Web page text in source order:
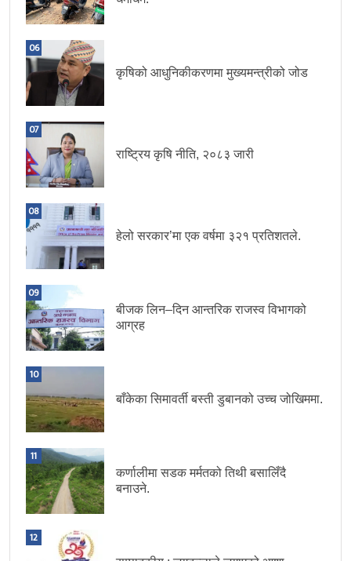
06
कृषिको आधुनिकीकरणमा मुख्यमन्त्रीको जोड
07
राष्ट्रिय कृषि नीति, २०८३ जारी
08
हेलो सरकार’मा एक वर्षमा ३२१ प्रतिशतले.
09
बीजक लिन–दिन आन्तरिक राजस्व विभागको
आग्रह
10
बाँकेका सिमावर्ती बस्ती डुबानको उच्च जोखिममा.
11
कर्णालीमा सडक मर्मतको तिथी बसालिँदै
बनाउने.
12